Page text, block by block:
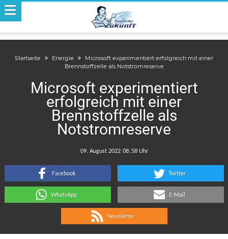
Startseite Energie
Microsoft experimentiert erfolgreich mit einer
Brennstoffzelle als Notstromreserve
Microsoft experimentiert
erfolgreich mit einer
Brennstoffzelle als
Notstromreserve
:
Facebook Twitter
WhatsApp E-Mail
Newsletter